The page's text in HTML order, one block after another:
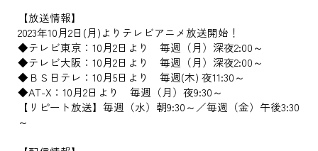
【放送情報】
2023年10月2日(月)よりテレビアニメ放送開始！
◆テレビ東京：10月2日より 毎週（月）深夜2:00～
◆テレビ大阪：10月2日より 毎週（月）深夜2:00～
◆ＢＳ日テレ：10月5日より 毎週(木) 夜11:30～
◆AT-X：10月2日より 毎週（月）夜9:30～
【リピート放送】毎週（水）朝9:30～／毎週（金）午後3:30
～